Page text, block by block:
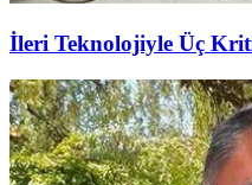
İleri Teknolojiyle Üç